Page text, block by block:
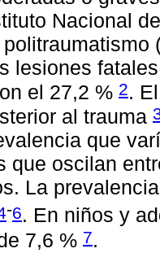
Nacional
lesiones
el 27,2 % 2.
al trauma
que
que oscilan
La
-6. En niños y
7,6 % 7.